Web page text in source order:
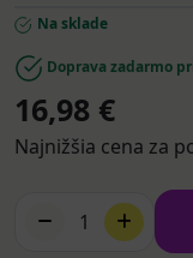
Na sklade
Doprava zadarmo
16,98 €
Najnižšia cena za
1